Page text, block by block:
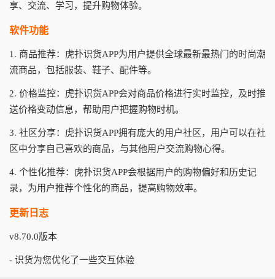
享、交流、学习，提升购物体验。
软件功能
1. 商品推荐：虎扑识货APP为用户提供全球最新最热门的时尚潮
流商品，包括服装、鞋子、配件等。
2. 价格监控：虎扑识货APP会对商品价格进行实时监控，及时推
送价格变动信息，帮助用户把握购物时机。
3. 社区分享：虎扑识货APP拥有庞大的用户社区，用户可以在社
区中分享自己喜欢的商品，与其他用户交流购物心得。
4. 个性化推荐：虎扑识货APP会根据用户的购物偏好和历史记
录，为用户推荐个性化的商品，提高购物效率。
更新日志
v8.70.0版本
- 识货为您优化了一些交互体验